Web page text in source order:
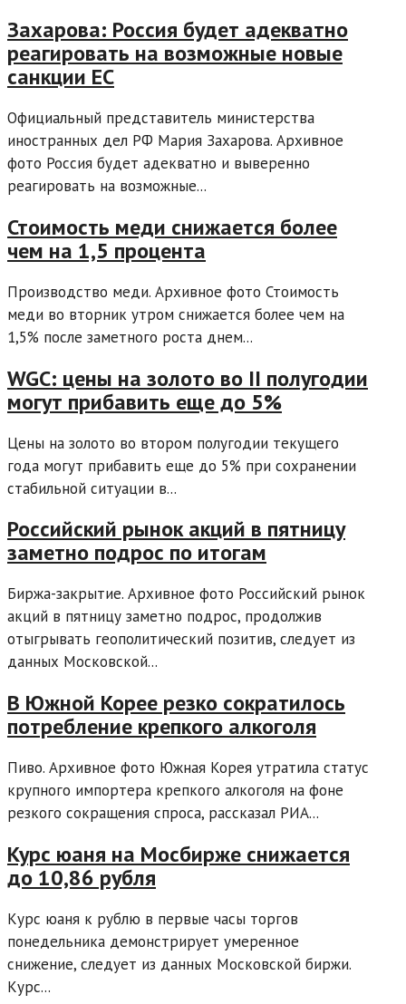
Захарова: Россия будет адекватно
реагировать на возможные новые
санкции ЕС
Официальный представитель министерства
иностранных дел РФ Мария Захарова. Архивное
фото Россия будет адекватно и выверенно
реагировать на возможные...
Стоимость меди снижается более
чем на 1,5 процента
Производство меди. Архивное фото Стоимость
меди во вторник утром снижается более чем на
1,5% после заметного роста днем...
WGC: цены на золото во II полугодии
могут прибавить еще до 5%
Цены на золото во втором полугодии текущего
года могут прибавить еще до 5% при сохранении
стабильной ситуации в...
Российский рынок акций в пятницу
заметно подрос по итогам
Биржа-закрытие. Архивное фото Российский рынок
акций в пятницу заметно подрос, продолжив
отыгрывать геополитический позитив, следует из
данных Московской...
В Южной Корее резко сократилось
потребление крепкого алкоголя
Пиво. Архивное фото Южная Корея утратила статус
крупного импортера крепкого алкоголя на фоне
резкого сокращения спроса, рассказал РИА...
Курс юаня на Мосбирже снижается
до 10,86 рубля
Курс юаня к рублю в первые часы торгов
понедельника демонстрирует умеренное
снижение, следует из данных Московской биржи.
Курс...